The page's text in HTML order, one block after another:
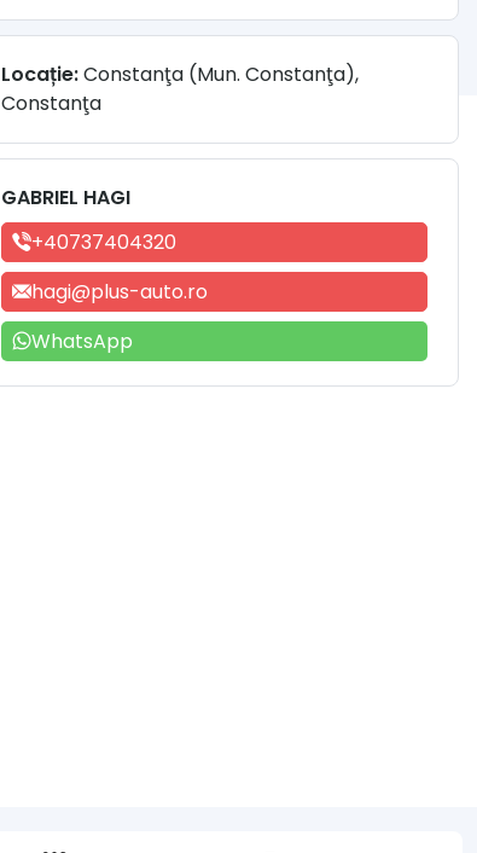
Locație:Constanţa (Mun. Constanţa),
Constanţa
GABRIEL HAGI
+40737404320
hagi@plus-auto.ro
WhatsApp